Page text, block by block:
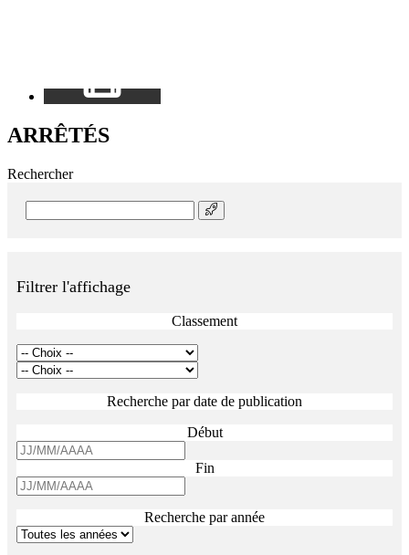
ARRÊTÉS
Rechercher
Rechercher
Filtrer l'affichage
Classement
Recherche par date de publication
Début
Fin
Recherche par année